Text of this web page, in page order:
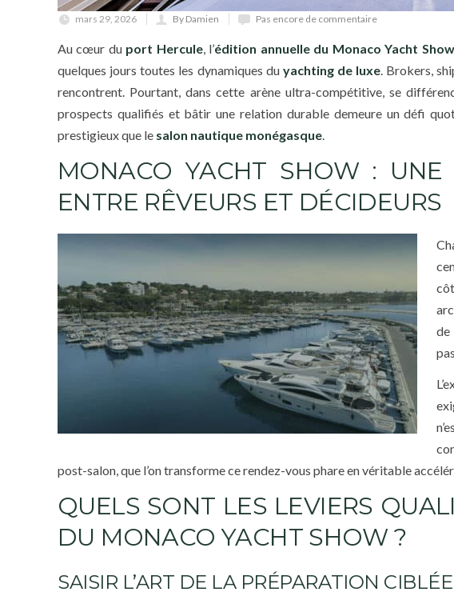
mars 29, 2026 By Damien Pas encore de commentaire
Au cœur du port Hercule, l’édition annuelle du Monaco Yacht Show
quelques jours toutes les dynamiques du yachting de luxe. Brokers,
rencontrent. Pourtant, dans cette arène ultra-compétitive, se
prospects qualifiés et bâtir une relation durable demeure un défi
prestigieux que le salon nautique monégasque.
MONACO YACHT SHOW : UNE
ENTRE RÊVEURS ET DÉCIDEURS
de
post-salon, que l’on transforme ce rendez-vous phare en véritable
QUELS SONT LES LEVIERS
DU MONACO YACHT SHOW ?
SAISIR L’ART DE LA PRÉPARATION CIBLÉE